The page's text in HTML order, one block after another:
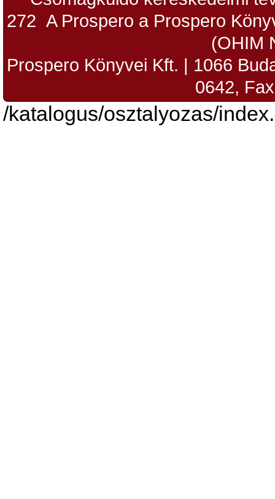
272 A Prospero a Prospero
(OHIM
Prospero Könyvei Kft. | 1066
0642,
/katalogus/osztalyozas/